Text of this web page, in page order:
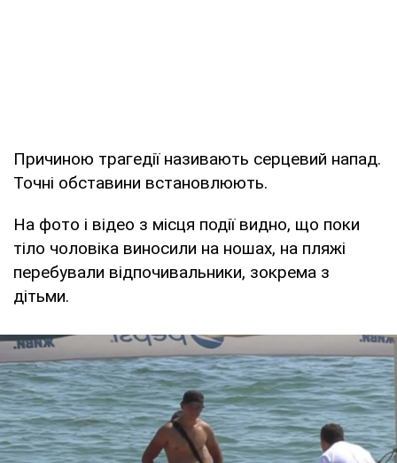
Причиною трагедії називають серцевий напад.
Точні обставини встановлюють.
На фото і відео з місця події видно, що поки
тіло чоловіка виносили на ношах, на пляжі
перебували відпочивальники, зокрема з
дітьми.